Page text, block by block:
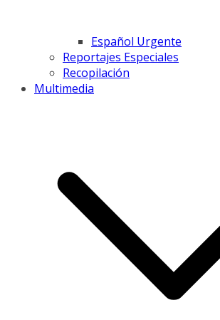
Español Urgente
Reportajes Especiales
Recopilación
Multimedia